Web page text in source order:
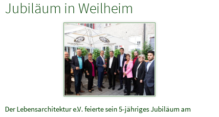
Jubiläum in Weilheim
Der Lebensarchitektur e.V. feierte sein 5-jähriges Jubiläum am